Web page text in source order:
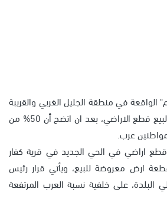
في منطقة الجليل الغربي والقريبة
من بلدة ترشيحا مناقصة لبيع قطع الاراضي، بعد ان اتضح أن 50% من
عرب.
عربية قطع اراضي في الحي الجديد في قرية كفار
من أصل 125 قطعة ارض معروضة للبيع، ويأتي قرار رئيس
البلدة، على خلفية نسبة العرب المرتفعة